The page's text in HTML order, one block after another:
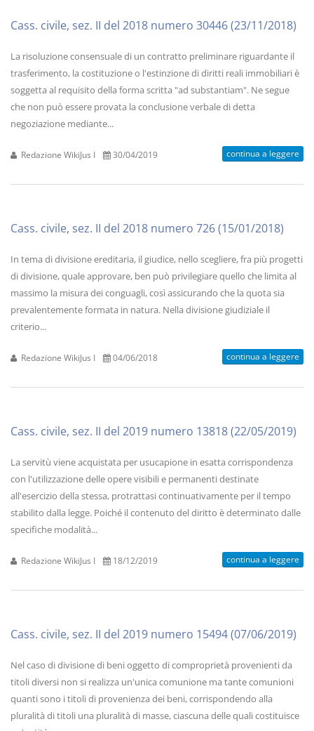
Cass. civile, sez. II del 2018 numero 30446 (23/11/2018)
La risoluzione consensuale di un contratto preliminare riguardante il
trasferimento, la costituzione o l'estinzione di diritti reali immobiliari è
soggetta al requisito della forma scritta "ad substantiam". Ne segue
che non può essere provata la conclusione verbale di detta
negoziazione mediante...
Redazione WikiJus I 30/04/2019 continua a leggere
Cass. civile, sez. II del 2018 numero 726 (15/01/2018)
In tema di divisione ereditaria, il giudice, nello scegliere, fra più progetti
di divisione, quale approvare, ben può privilegiare quello che limita al
massimo la misura dei conguagli, così assicurando che la quota sia
prevalentemente formata in natura. Nella divisione giudiziale il
criterio...
Redazione WikiJus I 04/06/2018 continua a leggere
Cass. civile, sez. II del 2019 numero 13818 (22/05/2019)
La servitù viene acquistata per usucapione in esatta corrispondenza
con l'utilizzazione delle opere visibili e permanenti destinate
all'esercizio della stessa, protrattasi continuativamente per il tempo
stabilito dalla legge. Poiché il contenuto del diritto è determinato dalle
specifiche modalità...
Redazione WikiJus I 18/12/2019 continua a leggere
Cass. civile, sez. II del 2019 numero 15494 (07/06/2019)
Nel caso di divisione di beni oggetto di comproprietà provenienti da
titoli diversi non si realizza un'unica comunione ma tante comunioni
quanti sono i titoli di provenienza dei beni, corrispondendo alla
pluralità di titoli una pluralità di masse, ciascuna delle quali costituisce